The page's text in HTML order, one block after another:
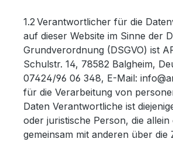
1.2 Verantwortlicher für die
auf dieser Website im Sinne der
Grundverordnung (DSGVO) ist
Schulstr. 14, 78582 Balgheim,
07424/96 06 348, E-Mail:
für die Verarbeitung von
Daten Verantwortliche ist
oder juristische Person, die allein
gemeinsam mit anderen über die